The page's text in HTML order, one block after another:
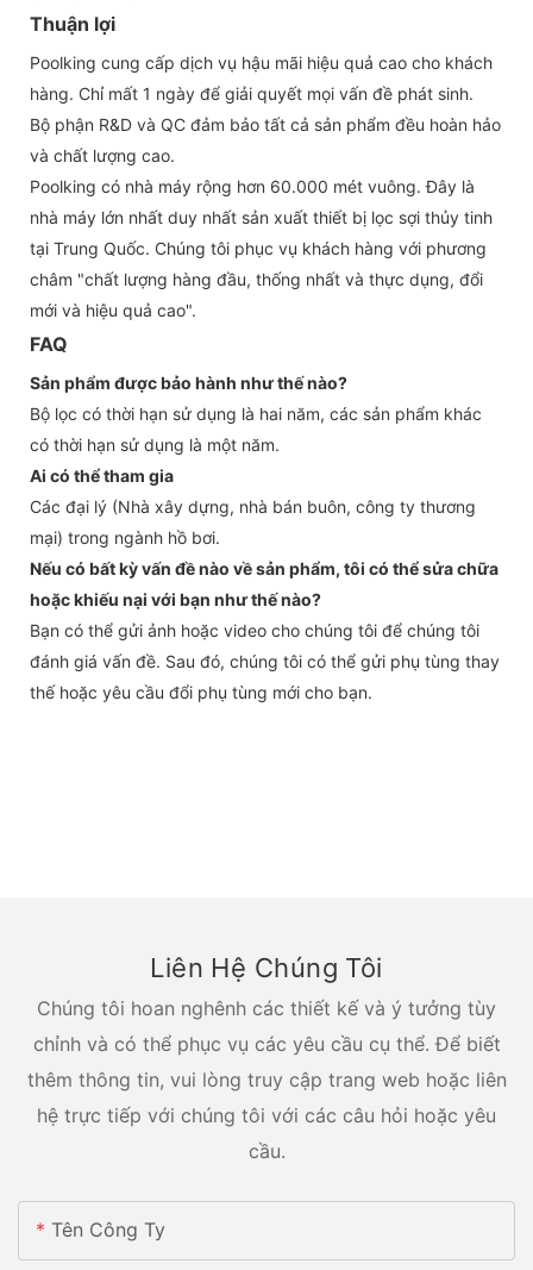
Thuận lợi
Poolking cung cấp dịch vụ hậu mãi hiệu quả cao cho khách
hàng. Chỉ mất 1 ngày để giải quyết mọi vấn đề phát sinh.
Bộ phận R&D và QC đảm bảo tất cả sản phẩm đều hoàn hảo
và chất lượng cao.
Poolking có nhà máy rộng hơn 60.000 mét vuông. Đây là
nhà máy lớn nhất duy nhất sản xuất thiết bị lọc sợi thủy tinh
tại Trung Quốc. Chúng tôi phục vụ khách hàng với phương
châm "chất lượng hàng đầu, thống nhất và thực dụng, đổi
mới và hiệu quả cao".
FAQ
Sản phẩm được bảo hành như thế nào?
Bộ lọc có thời hạn sử dụng là hai năm, các sản phẩm khác
có thời hạn sử dụng là một năm.
Ai có thể tham gia
Các đại lý (Nhà xây dựng, nhà bán buôn, công ty thương
mại) trong ngành hồ bơi.
Nếu có bất kỳ vấn đề nào về sản phẩm, tôi có thể sửa chữa
hoặc khiếu nại với bạn như thế nào?
Bạn có thể gửi ảnh hoặc video cho chúng tôi để chúng tôi
đánh giá vấn đề. Sau đó, chúng tôi có thể gửi phụ tùng thay
thế hoặc yêu cầu đổi phụ tùng mới cho bạn.
Liên Hệ Chúng Tôi
Chúng tôi hoan nghênh các thiết kế và ý tưởng tùy
chỉnh và có thể phục vụ các yêu cầu cụ thể. Để biết
thêm thông tin, vui lòng truy cập trang web hoặc liên
hệ trực tiếp với chúng tôi với các câu hỏi hoặc yêu
cầu.
Tên Công Ty